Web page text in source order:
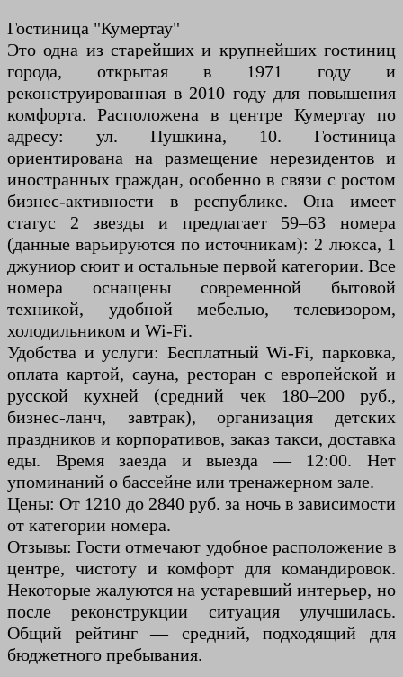
Гостиница "Кумертау"
Это одна из старейших и крупнейших гостиниц
города, открытая в 1971 году и
реконструированная в 2010 году для повышения
комфорта. Расположена в центре Кумертау по
адресу: ул. Пушкина, 10. Гостиница
ориентирована на размещение нерезидентов и
иностранных граждан, особенно в связи с ростом
бизнес-активности в республике. Она имеет
статус 2 звезды и предлагает 59–63 номера
(данные варьируются по источникам): 2 люкса, 1
джуниор сюит и остальные первой категории. Все
номера оснащены современной бытовой
техникой, удобной мебелью, телевизором,
холодильником и Wi-Fi.
Удобства и услуги: Бесплатный Wi-Fi, парковка,
оплата картой, сауна, ресторан с европейской и
русской кухней (средний чек 180–200 руб.,
бизнес-ланч, завтрак), организация детских
праздников и корпоративов, заказ такси, доставка
еды. Время заезда и выезда — 12:00. Нет
упоминаний о бассейне или тренажерном зале.
Цены: От 1210 до 2840 руб. за ночь в зависимости
от категории номера.
Отзывы: Гости отмечают удобное расположение в
центре, чистоту и комфорт для командировок.
Некоторые жалуются на устаревший интерьер, но
после реконструкции ситуация улучшилась.
Общий рейтинг — средний, подходящий для
бюджетного пребывания.